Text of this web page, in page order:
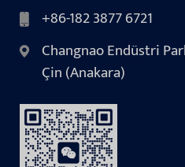
+86-182 3877 6721
Changnao Endüstri
Çin (Anakara)